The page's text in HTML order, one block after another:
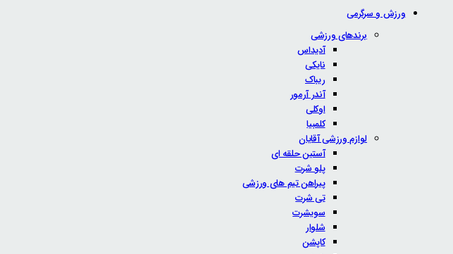
ورزش و سرگرمی
برندهای ورزشی
آدیداس
نایکی
ریباک
آندر آرمور
اوکلی
کلمبیا
لوازم ورزشی آقایان
آستین حلقه ای
پلو شرت
پیراهن تیم های ورزشی
تی شرت
سویشرت
شلوار
کاپشن